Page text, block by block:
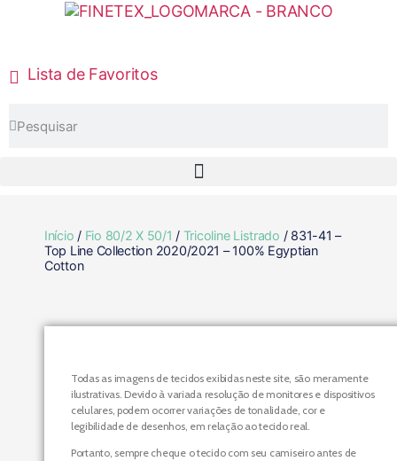
Lista de Favoritos
Início / Fio 80/2 X 50/1 / Tricoline Listrado / 831-41 –
Top Line Collection 2020/2021 – 100% Egyptian
Cotton
Todas as imagens de tecidos exibidas neste site, são meramente
ilustrativas. Devido à variada resolução de monitores e dispositivos
celulares, podem ocorrer variações de tonalidade, cor e
legibilidade de desenhos, em relação ao tecido real.
Portanto, sempre cheque o tecido com seu camiseiro antes de